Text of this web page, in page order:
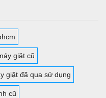
giặt cũ
giặt đã qua sử dụng
cũ